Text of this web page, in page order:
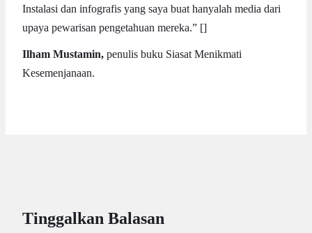
Instalasi dan infografis yang saya buat hanyalah media dari
upaya pewarisan pengetahuan mereka.” []
Ilham Mustamin, penulis buku Siasat Menikmati
Kesemenjanaan.
Tinggalkan Balasan